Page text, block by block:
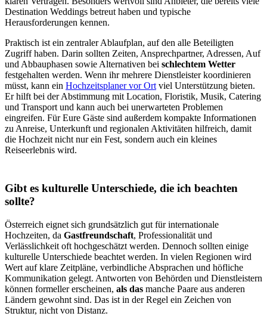
Destination Weddings betreut haben und typische
Herausforderungen kennen.
Praktisch ist ein zentraler Ablaufplan, auf den alle Beteiligten
Zugriff haben. Darin sollten Zeiten, Ansprechpartner, Adressen, Auf
und Abbauphasen sowie Alternativen bei schlechtem Wetter
festgehalten werden. Wenn ihr mehrere Dienstleister koordinieren
müsst, kann ein Hochzeitsplaner vor Ort viel Unterstützung bieten.
Er hilft bei der Abstimmung mit Location, Floristik, Musik, Catering
und Transport und kann auch bei unerwarteten Problemen
eingreifen. Für Eure Gäste sind außerdem kompakte Informationen
zu Anreise, Unterkunft und regionalen Aktivitäten hilfreich, damit
die Hochzeit nicht nur ein Fest, sondern auch ein kleines
Reiseerlebnis wird.
Gibt es kulturelle Unterschiede, die ich beachten
sollte?
Österreich eignet sich grundsätzlich gut für internationale
Hochzeiten, da Gastfreundschaft, Professionalität und
Verlässlichkeit oft hochgeschätzt werden. Dennoch sollten einige
kulturelle Unterschiede beachtet werden. In vielen Regionen wird
Wert auf klare Zeitpläne, verbindliche Absprachen und höfliche
Kommunikation gelegt. Antworten von Behörden und Dienstleistern
können formeller erscheinen, als das manche Paare aus anderen
Ländern gewohnt sind. Das ist in der Regel ein Zeichen von
Struktur, nicht von Distanz.